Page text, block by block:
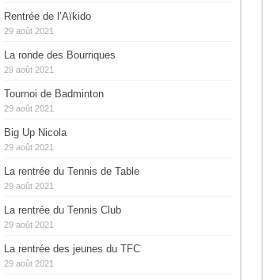
Rentrée de l’Aïkido
29 août 2021
La ronde des Bourriques
29 août 2021
Tournoi de Badminton
29 août 2021
Big Up Nicola
29 août 2021
La rentrée du Tennis de Table
29 août 2021
La rentrée du Tennis Club
29 août 2021
La rentrée des jeunes du TFC
29 août 2021